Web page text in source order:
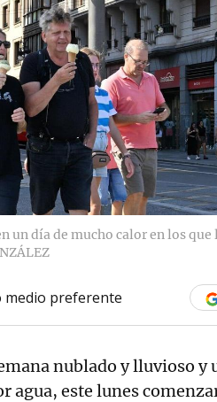
un día de mucho calor en los
medio preferente
nublado y lluvioso y
agua, este lunes